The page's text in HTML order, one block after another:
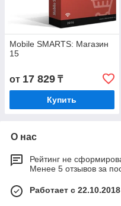
Mobile SMARTS: Магазин
15
от 17 829 ₸
Купить
О нас
Рейтинг не
Менее 5 отзывов за
Работает с 22.10.2018